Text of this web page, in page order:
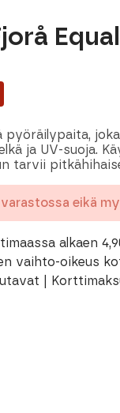
pyöräilypaita,
ja UV-suoja.
tarvii
eikä
alkaen
vaihto-oikeus
|